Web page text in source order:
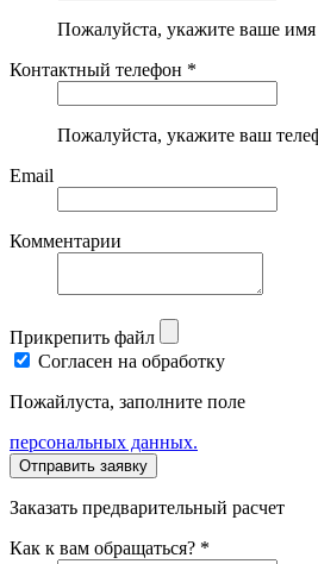
Пожалуйста, укажите ваше имя
Контактный телефон *
Пожалуйста, укажите ваш
Email
Комментарии
Прикрепить файл
Согласен на обработку
Пожайлуста, заполните поле
персональных данных.
Заказать предварительный расчет
Как к вам обращаться? *